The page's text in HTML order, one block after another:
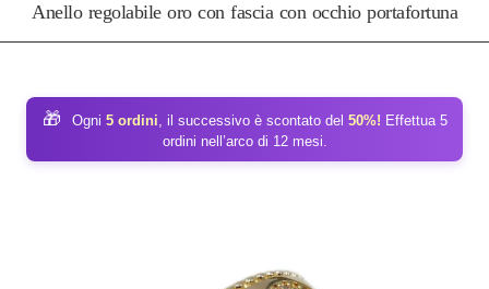
Anello regolabile oro con fascia con occhio portafortuna
🎁 Ogni 5 ordini, il successivo è scontato del 50%! Effettua 5
ordini nell’arco di 12 mesi.